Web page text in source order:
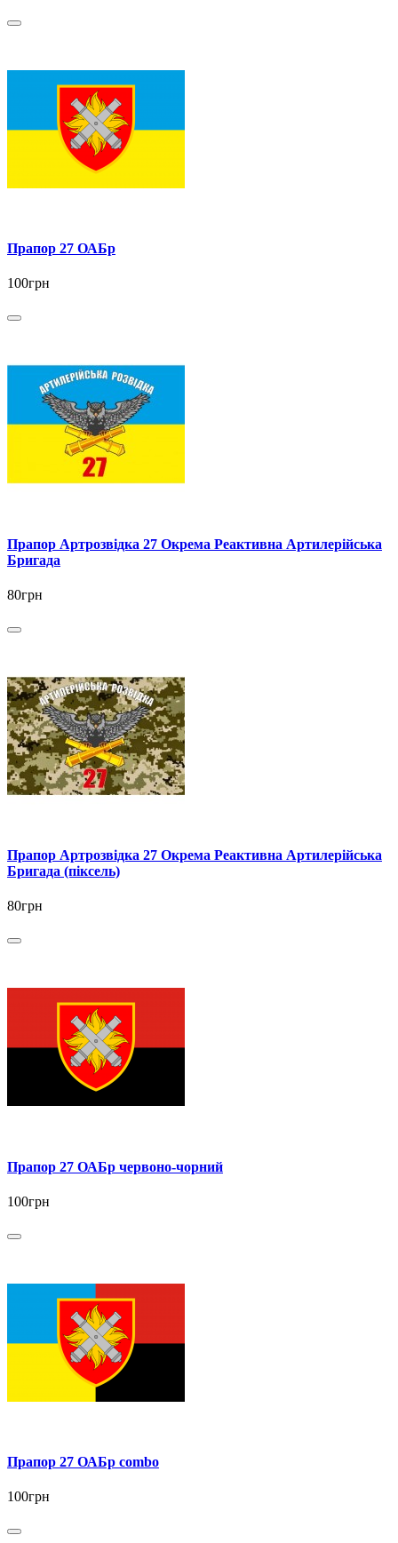
Прапор 27 ОАБр
100грн
Прапор Артрозвідка 27 Окрема Реактивна Артилерійська
Бригада
80грн
Прапор Артрозвідка 27 Окрема Реактивна Артилерійська
Бригада (піксель)
80грн
Прапор 27 ОАБр червоно-чорний
100грн
Прапор 27 ОАБр combo
100грн